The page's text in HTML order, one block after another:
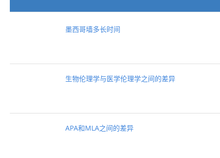
墨西哥墙多长时间
生物伦理学与医学伦理学之间的差异
APA和MLA之间的差异